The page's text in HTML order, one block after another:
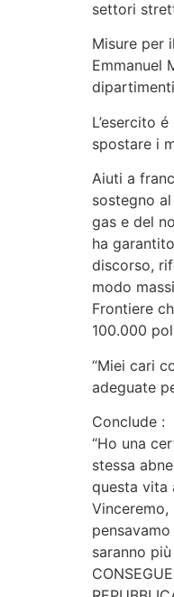
settori
Misure per
Emmanuel
L’esercito
spostare i
Aiuti a
sostegno
gas e del
ha
discorso,
modo
Frontiere
100.000
“Miei cari
adeguate
Conclude :
“Ho una
stessa
questa vita
saranno